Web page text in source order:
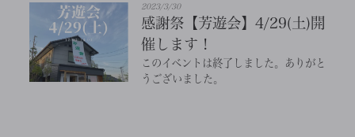
2023/3/30
感謝祭【芳遊会】4/29(土)開
催します！
このイベントは終了しました。ありがと
うございました。